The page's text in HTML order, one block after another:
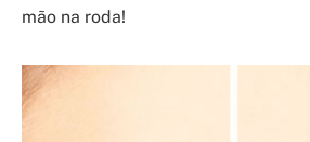
mão na roda!